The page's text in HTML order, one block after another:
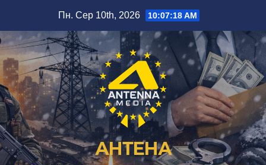
вмісту
Пн. Сер 10th, 2026 10:07:19 AM
АНТЕНА